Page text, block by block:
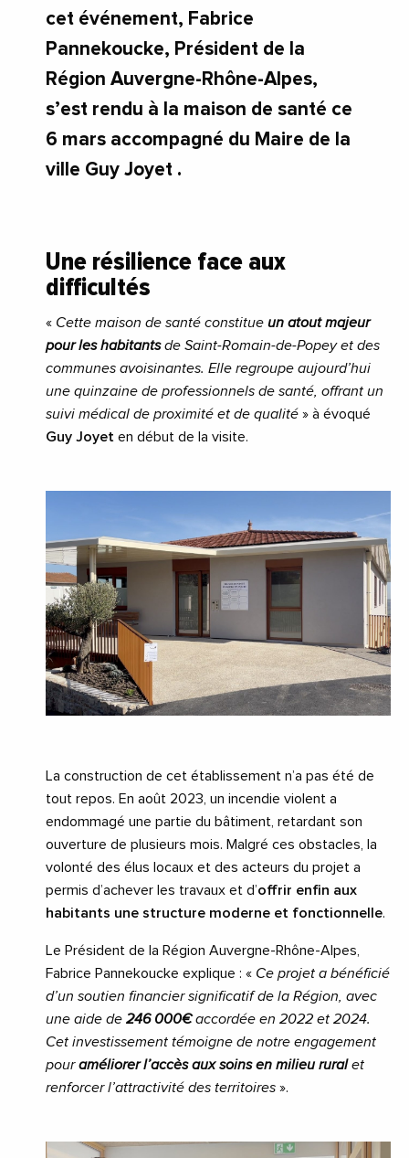
cet événement, Fabrice
Pannekoucke, Président de la
Région Auvergne-Rhône-Alpes,
s’est rendu à la maison de santé ce
6 mars accompagné du Maire de la
ville Guy Joyet .
Une résilience face aux
difficultés
« Cette maison de santé constitue un atout majeur
pour les habitantsde Saint-Romain-de-Popey et des
communes avoisinantes. Elle regroupe aujourd’hui
une quinzaine de professionnels de santé, offrant un
suivi médical de proximité et de qualité » à évoqué
Guy Joyet en début de la visite.
La construction de cet établissement n’a pas été de
tout repos. En août 2023, un incendie violent a
endommagé une partie du bâtiment, retardant son
ouverture de plusieurs mois. Malgré ces obstacles, la
volonté des élus locaux et des acteurs du projet a
permis d’achever les travaux et d’offrir enfin aux
habitants une structure moderne et fonctionnelle.
Le Président de la Région Auvergne-Rhône-Alpes,
Fabrice Pannekoucke explique : « Ce projet a bénéficié
d’un soutien financier significatif de la Région, avec
une aide de 246 000€accordée en 2022 et 2024.
Cet investissement témoigne de notre engagement
pouraméliorer l’accès aux soins en milieu ruralet
renforcer l’attractivité des territoires ».